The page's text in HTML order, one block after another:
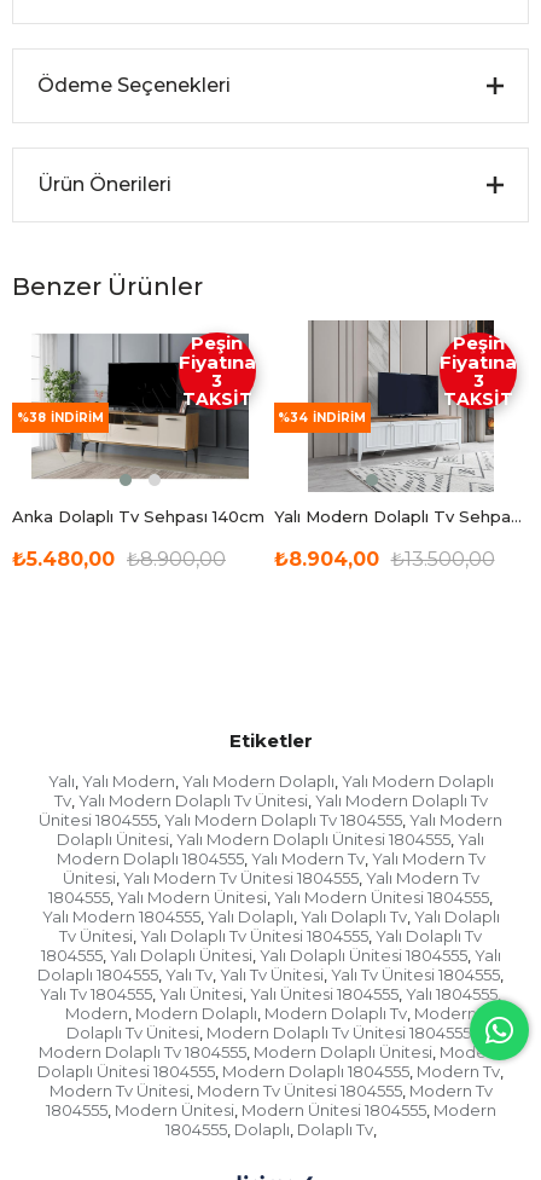
Ödeme Seçenekleri
Ürün Önerileri
Benzer Ürünler
Anka Dolaplı Tv Sehpası 140cm
₺5.480,00 ₺8.900,00
%38 İNDIRIM
Peşin
Fiyatına
3
TAKSİT
Yalı Modern Dolaplı Tv Sehpası 180*45*55
₺8.904,00 ₺13.500,00
%34 İNDIRIM
Peşin
Fiyatına
3
TAKSİT
Etiketler
Yalı Yalı Modern Yalı Modern Dolaplı Yalı Modern Dolaplı
Tv, Yalı Modern Dolaplı Tv Ünitesi, Yalı Modern Dolaplı Tv
Ünitesi 1804555 Yalı Modern Dolaplı Tv 1804555 Yalı Modern
Dolaplı Ünitesi Yalı Modern Dolaplı Ünitesi 1804555 Yalı
Modern Dolaplı 1804555, Yalı Modern Tv, Yalı Modern Tv
Ünitesi, Yalı Modern Tv Ünitesi 1804555, Yalı Modern Tv
1804555 Yalı Modern Ünitesi Yalı Modern Ünitesi 1804555
Yalı Modern 1804555, Yalı Dolaplı Yalı Dolaplı Tv, Yalı Dolaplı
Tv Ünitesi Yalı Dolaplı Tv Ünitesi 1804555 Yalı Dolaplı Tv
1804555, Yalı Dolaplı Ünitesi, Yalı Dolaplı Ünitesi 1804555, Yalı
Dolaplı 1804555 Yalı Tv Yalı Tv Ünitesi Yalı Tv Ünitesi 1804555
Yalı Tv 1804555 Yalı Ünitesi Yalı Ünitesi 1804555 Yalı 1804555,
Modern Modern Dolaplı Modern Dolaplı Tv, Modern
Dolaplı Tv Ünitesi Modern Dolaplı Tv Ünitesi 1804555
Modern Dolaplı Tv 1804555 Modern Dolaplı Ünitesi Modern
Dolaplı Ünitesi 1804555 Modern Dolaplı 1804555 Modern Tv
Modern Tv Ünitesi, Modern Tv Ünitesi 1804555, Modern Tv
1804555, Modern Ünitesi, Modern Ünitesi 1804555, Modern
1804555, Dolaplı Dolaplı Tv,